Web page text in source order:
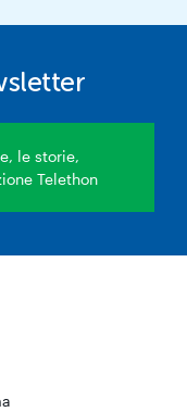
le storie,
Telethon